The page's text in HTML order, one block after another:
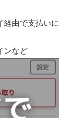
経由で支払いに
ンなど